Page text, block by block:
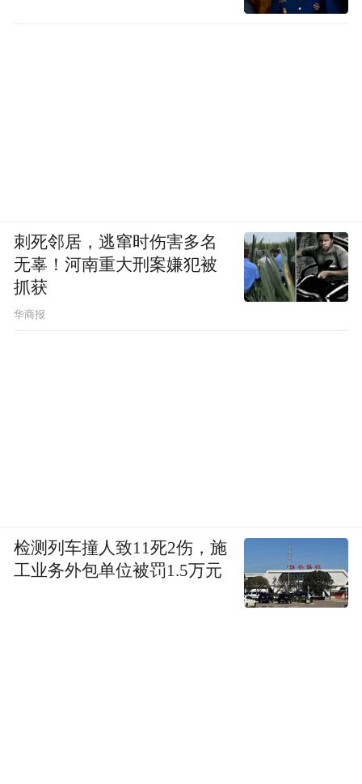
刺死邻居，逃窜时伤害多名
无辜！河南重大刑案嫌犯被
抓获
华商报
检测列车撞人致11死2伤，施
工业务外包单位被罚1.5万元